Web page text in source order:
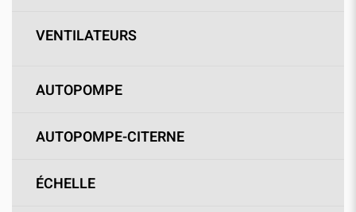
VENTILATEURS
AUTOPOMPE
AUTOPOMPE-CITERNE
ÉCHELLE